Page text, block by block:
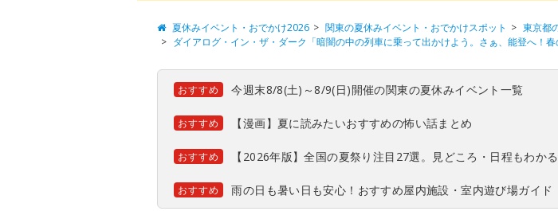
夏休みイベント・おでかけ2026 関東の夏休みイベント・おでかけスポット 東京都
ダイアログ・イン・ザ・ダーク「暗闇の中の列車に乗って出かけよう。さぁ、能登へ！春
おすすめ 今週末8/8(土)～8/9(日)開催の関東の夏休みイベント一覧
おすすめ 【漫画】夏に読みたいおすすめの怖い話まとめ
おすすめ 【2026年版】全国の夏祭り注目27選。見どころ・日程もわかる
おすすめ 雨の日も暑い日も安心！おすすめ屋内施設・室内遊び場ガイド